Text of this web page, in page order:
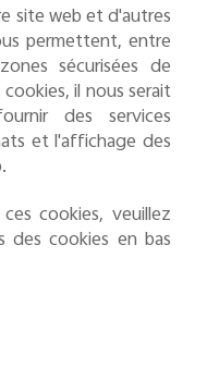
site web et d'autres
permettent, entre
sécurisées de
il nous serait
des services
et l'affichage des
cookies, veuillez
des cookies en bas